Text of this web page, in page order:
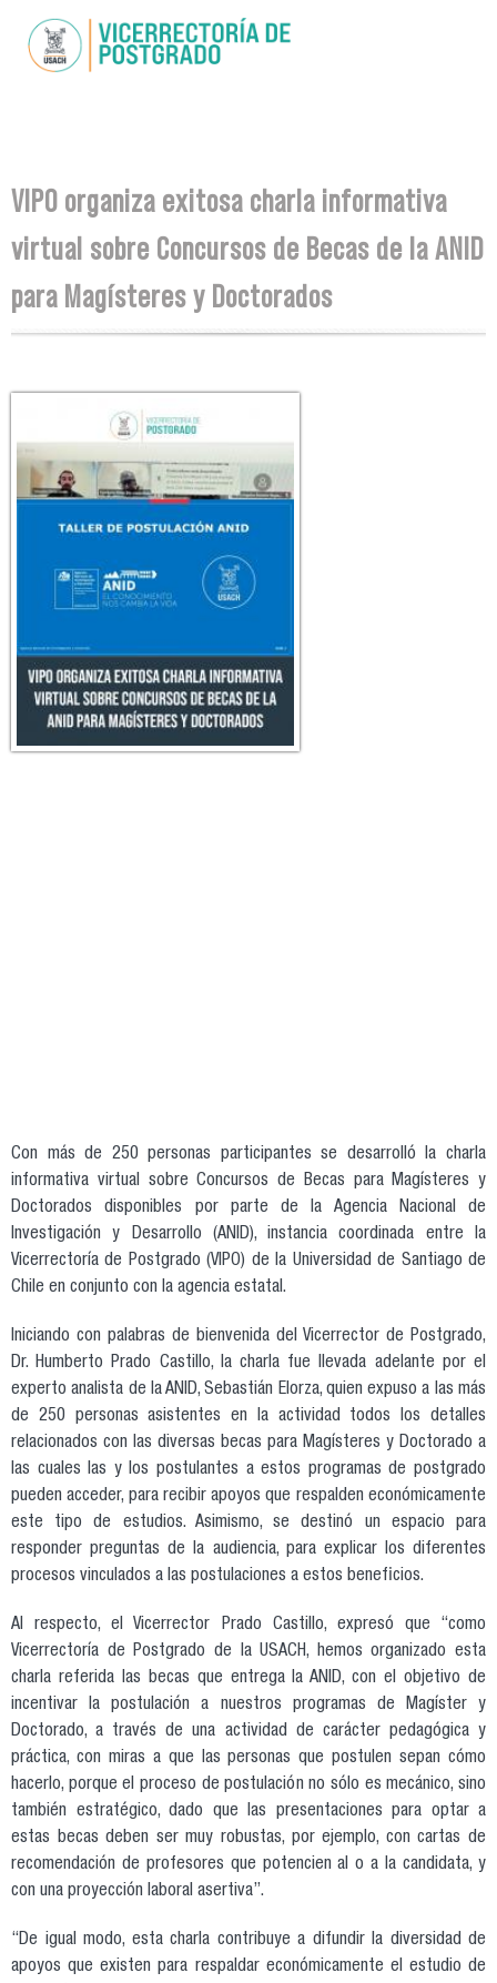
contenido
Se encuentra usted aquí
VIPO organiza exitosa charla informativa
virtual sobre Concursos de Becas de la ANID
para Magísteres y Doctorados
Con más de 250 personas participantes se desarrolló la charla
informativa virtual sobre Concursos de Becas para Magísteres y
Doctorados disponibles por parte de la Agencia Nacional de
Investigación y Desarrollo (ANID), instancia coordinada entre la
Vicerrectoría de Postgrado (VIPO) de la Universidad de Santiago de
Chile en conjunto con la agencia estatal.
Iniciando con palabras de bienvenida del Vicerrector de Postgrado,
Dr. Humberto Prado Castillo, la charla fue llevada adelante por el
experto analista de la ANID, Sebastián Elorza, quien expuso a las más
de 250 personas asistentes en la actividad todos los detalles
relacionados con las diversas becas para Magísteres y Doctorado a
las cuales las y los postulantes a estos programas de postgrado
pueden acceder, para recibir apoyos que respalden económicamente
este tipo de estudios. Asimismo, se destinó un espacio para
responder preguntas de la audiencia, para explicar los diferentes
procesos vinculados a las postulaciones a estos beneficios.
Al respecto, el Vicerrector Prado Castillo, expresó que “como
Vicerrectoría de Postgrado de la USACH, hemos organizado esta
charla referida las becas que entrega la ANID, con el objetivo de
incentivar la postulación a nuestros programas de Magíster y
Doctorado, a través de una actividad de carácter pedagógica y
práctica, con miras a que las personas que postulen sepan cómo
hacerlo, porque el proceso de postulación no sólo es mecánico, sino
también estratégico, dado que las presentaciones para optar a
estas becas deben ser muy robustas, por ejemplo, con cartas de
recomendación de profesores que potencien al o a la candidata, y
con una proyección laboral asertiva”.
“De igual modo, esta charla contribuye a difundir la diversidad de
apoyos que existen para respaldar económicamente el estudio de